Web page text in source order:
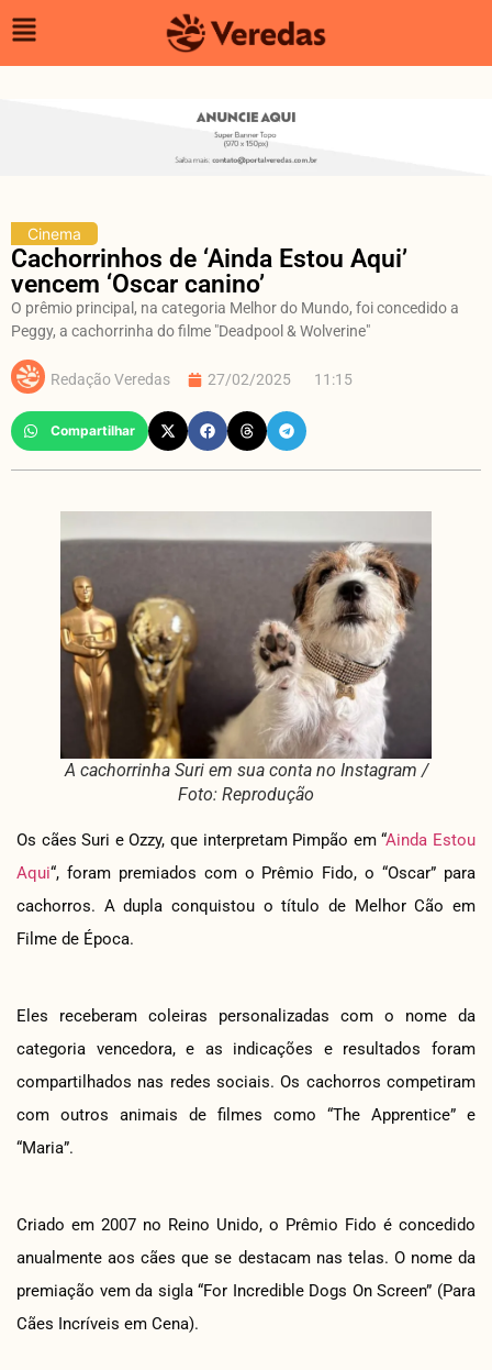
Cinema
Cachorrinhos de ‘Ainda Estou Aqui’
vencem ‘Oscar canino’
O prêmio principal, na categoria Melhor do Mundo, foi concedido a
Peggy, a cachorrinha do filme "Deadpool & Wolverine"
Redação Veredas 27/02/2025 11:15
Compartilhar
A cachorrinha Suri em sua conta no Instagram /
Foto: Reprodução
Os cães Suri e Ozzy, que interpretam Pimpão em “Ainda Estou
Aqui“, foram premiados com o Prêmio Fido, o “Oscar” para
cachorros. A dupla conquistou o título de Melhor Cão em
Filme de Época.
Eles receberam coleiras personalizadas com o nome da
categoria vencedora, e as indicações e resultados foram
compartilhados nas redes sociais. Os cachorros competiram
com outros animais de filmes como “The Apprentice” e
“Maria”.
Criado em 2007 no Reino Unido, o Prêmio Fido é concedido
anualmente aos cães que se destacam nas telas. O nome da
premiação vem da sigla “For Incredible Dogs On Screen” (Para
Cães Incríveis em Cena).